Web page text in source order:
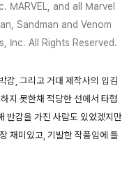
and all Marvel
Sandman and Venom
Inc. All Rights Reserved.
감, 그리고 거대 제작사의 입김
지 못한채 적당한 선에서 타협
반감을 가진 사람도 있었겠지만
재미있고, 기발한 작품임에 틀